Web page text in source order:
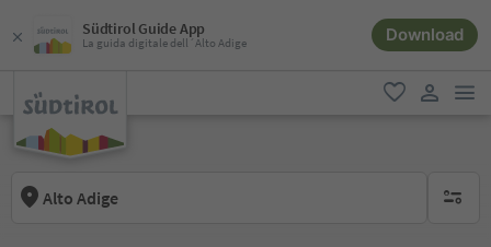
Südtirol Guide App
La guida digitale dell´Alto Adige Download
favoriti
Alto Adige